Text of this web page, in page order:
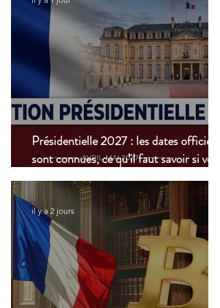
Présidentielle 2027 : les dates officielles
sont connues, ce qu’il faut savoir si vous
vivez à l’étranger
il y a 2 jours